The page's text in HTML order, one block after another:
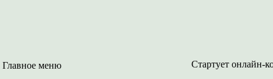
Главное меню
Стартует онлайн-